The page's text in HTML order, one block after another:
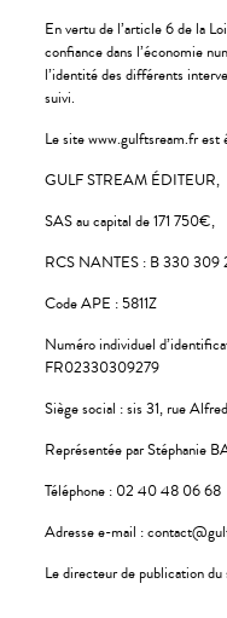
En vertu de l’article 6 de la
confiance dans l’économie
l’identité des différents
suivi.
Le site www.gulftsream.fr est
GULF STREAM ÉDITEUR,
SAS au capital de 171 750€,
RCS NANTES : B 330 309
Code APE : 5811Z
Numéro individuel
FR02330309279
Siège social : sis 31, rue
Représentée par Stéphanie
Téléphone : 02 40 48 06 68
Adresse e-mail :
Le directeur de publication